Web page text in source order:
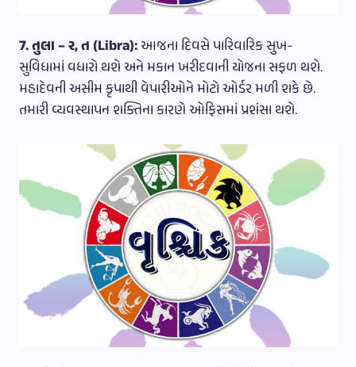
7. તુલા – ર, ત (Libra):આજના દિવસે પારિવારિક સુખ-
સુવિધામાં વધારો થશે અને મકાન ખરીદવાની યોજના સફળ થશે.
મહાદેવની અસીમ કૃપાથી વેપારીઓને મોટો ઓર્ડર મળી શકે છે.
તમારી વ્યવસ્થાપન શક્તિના કારણે ઓફિસમાં પ્રશંસા થશે.